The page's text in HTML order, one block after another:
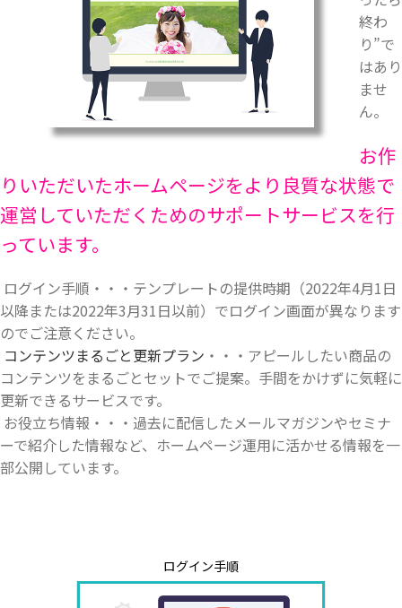
終わ
り”で
はあり
ませ
ん。
お作
りいただいたホームページをより良質な状態で
運営していただくためのサポートサービスを行
っています。
ログイン手順・・・テンプレートの提供時期（2022年4月1日
以降または2022年3月31日以前）でログイン画面が異なります
のでご注意ください。
コンテンツまるごと更新プラン ・・・アピールしたい商品の
コンテンツをまるごとセットでご提案。手間をかけずに気軽に
更新できるサービスです。
お役立ち情報・・・過去に配信したメールマガジンやセミナ
ーで紹介した情報など、ホームページ運用に活かせる情報を一
部公開しています。
ログイン手順